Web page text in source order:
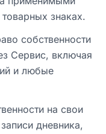
знаках.
собственности
Сервис, включая
и любые
на свои
дневника,